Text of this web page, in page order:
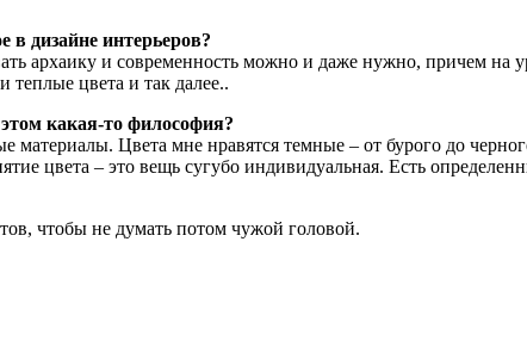
в дизайне интерьеров?
архаику и современность можно и даже нужно, причем на
теплые цвета и так далее..
какая-то философия?
Цвета мне нравятся темные – от бурого до
цвета – это вещь сугубо индивидуальная. Есть
чтобы не думать потом чужой головой.